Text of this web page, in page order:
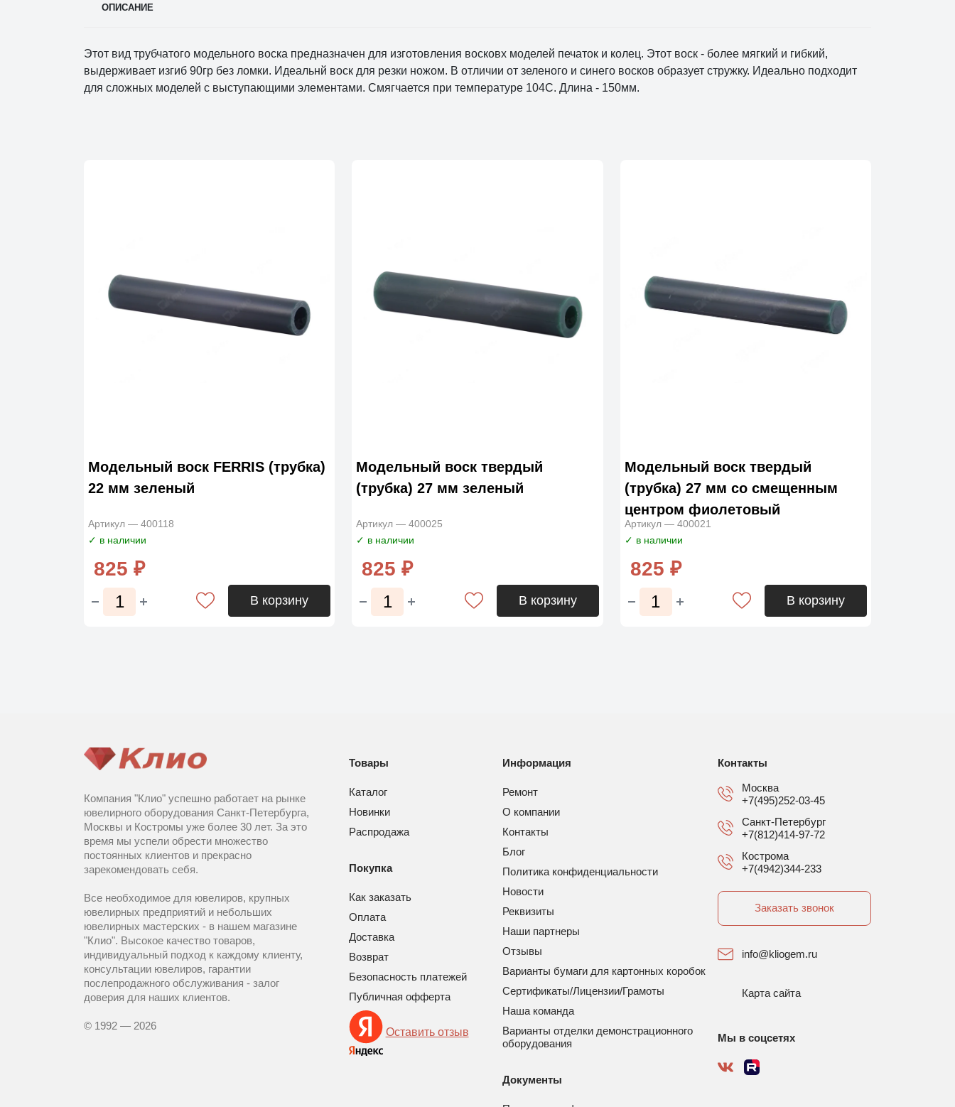
ОПИСАНИЕ
Этот вид трубчатого модельного воска предназначен для изготовления восковх моделей печаток и колец. Этот воск - более мягкий и гибкий,
выдерживает изгиб 90гр без ломки. Идеальнй воск для резки ножом. В отличии от зеленого и синего восков образует стружку. Идеально подходит
для сложных моделей с выступающими элементами. Смягчается при температуре 104С. Длина - 150мм.
Модельный воск FERRIS (трубка)
22 мм зеленый
Артикул — 400118
✓ в наличии
825 ₽
В корзину
Модельный воск твердый
(трубка) 27 мм зеленый
Артикул — 400025
✓ в наличии
825 ₽
В корзину
Модельный воск твердый
(трубка) 27 мм со смещенным
центром фиолетовый
Артикул — 400021
✓ в наличии
825 ₽
В корзину
Компания "Клио" успешно работает на рынке
ювелирного оборудования Санкт-Петербурга,
Москвы и Костромы уже более 30 лет. За это
время мы успели обрести множество
постоянных клиентов и прекрасно
зарекомендовать себя.
Все необходимое для ювелиров, крупных
ювелирных предприятий и небольших
ювелирных мастерских - в нашем магазине
"Клио". Высокое качество товаров,
индивидуальный подход к каждому клиенту,
консультации ювелиров, гарантии
послепродажного обслуживания - залог
доверия для наших клиентов.
© 1992 — 2026
Товары
Каталог
Новинки
Распродажа
Покупка
Как заказать
Оплата
Доставка
Возврат
Безопасность платежей
Публичная офферта
Оставить отзыв
Информация
Ремонт
О компании
Контакты
Блог
Политика конфиденциальности
Новости
Реквизиты
Наши партнеры
Отзывы
Варианты бумаги для картонных коробок
Сертификаты/Лицензии/Грамоты
Наша команда
Варианты отделки демонстрационного
оборудования
Документы
Контакты
Москва
+7(495)252-03-45
Санкт-Петербург
+7(812)414-97-72
Кострома
+7(4942)344-233
Заказать звонок
info@kliogem.ru
Карта сайта
Мы в соцсетях